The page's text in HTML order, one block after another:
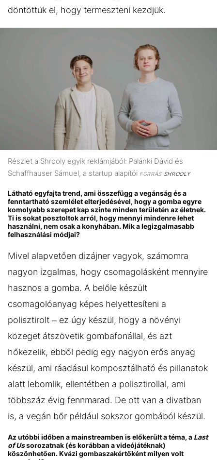
döntöttük el, hogy termeszteni kezdjük.
Részlet a Shrooly egyik reklámjából: Palánki Dávid és
Schaffhauser Sámuel, a startup alapítói FORRÁSSHROOLY
Látható egyfajta trend, ami összefügg a vegánság és a
fenntartható szemlélet elterjedésével, hogy a gomba egyre
komolyabb szerepet kap szinte minden területén az életnek.
Ti is sokat posztoltok arról, hogy mennyi mindenre lehet
használni, nem csak a konyhában. Mik a legizgalmasabb
felhasználási módjai?
Mivel alapvetően dizájner vagyok, számomra
nagyon izgalmas, hogy csomagolásként mennyire
hasznos a gomba. A belőle készült
csomagolóanyag képes helyettesíteni a
polisztirolt – ez úgy készül, hogy a növényi
közeget átszövetik gombafonállal, és azt
hőkezelik, ebből pedig egy nagyon erős anyag
készül, ami ráadásul komposztálható és pillanatok
alatt lebomlik, ellentétben a polisztirollal, ami
többszáz évig fennmarad. De ott van a divatban
is, a vegán bőr például sokszor gombából készül.
Az utóbbi időben a mainstreamben is előkerült a téma, a Last
of Ussorozatnak (és korábban a videójátéknak)
köszönhetően. Kvázi gombaszakértőként milyen volt